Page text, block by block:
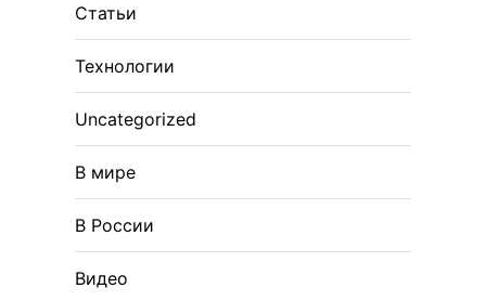
Статьи
Технологии
Uncategorized
В мире
В России
Видео